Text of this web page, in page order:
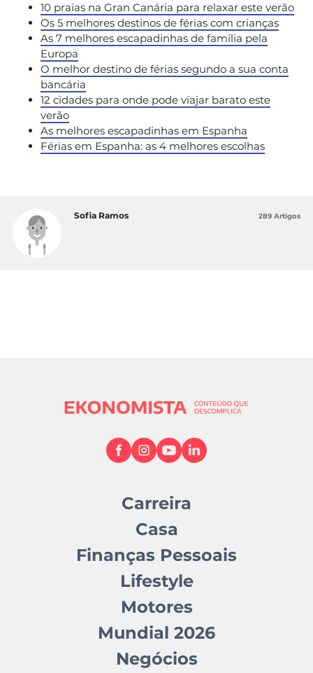
10 praias na Gran Canária para relaxar este verão
Os 5 melhores destinos de férias com crianças
As 7 melhores escapadinhas de família pela
Europa
O melhor destino de férias segundo a sua conta
bancária
12 cidades para onde pode viajar barato este
verão
As melhores escapadinhas em Espanha
Férias em Espanha: as 4 melhores escolhas
Sofia Ramos 289 Artigos
Carreira
Casa
Finanças Pessoais
Lifestyle
Motores
Mundial 2026
Negócios